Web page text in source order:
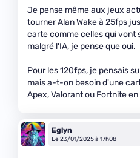
Je pense même aux jeux
tourner Alan Wake à 25fps
carte comme celles qui vont
malgré l'IA, je pense que oui.
Pour les 120fps, je pensais
mais a-t-on besoin d'une
Apex, Valorant ou Fortnite
Eglyn
Le 23/01/2025 à 17h08